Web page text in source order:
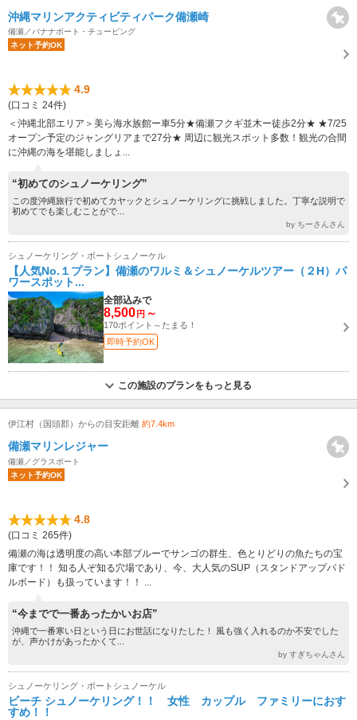
沖縄マリンアクティビティパーク備瀬崎
備瀬／バナナボート・チュービング
ネット予約OK
4.9
(口コミ 24件)
＜沖縄北部エリア＞美ら海水族館ー車5分★備瀬フクギ並木ー徒歩2分★ ★7/25
オープン予定のジャングリアまで27分★ 周辺に観光スポット多数！観光の合間
に沖縄の海を堪能しましょ...
“初めてのシュノーケリング”
この度沖縄旅行で初めてカヤックとシュノーケリングに挑戦しました。丁寧な説明で
初めてでも楽しむことがで...
by ちーさんさん
シュノーケリング・ボートシュノーケル
【人気No.１プラン】備瀬のワルミ＆シュノーケルツアー（２H）パ
ワースポット...
全部込みで
8,500 円 ～
170ポイント～たまる！
即時予約OK
この施設のプランをもっと見る
伊江村（国頭郡）からの目安距離 約7.4km
備瀬マリンレジャー
備瀬／グラスボート
ネット予約OK
4.8
(口コミ 265件)
備瀬の海は透明度の高い本部ブルーでサンゴの群生、色とりどりの魚たちの宝
庫です！！ 知る人ぞ知る穴場であり、今、大人気のSUP（スタンドアップパド
ルボード）も扱っています！！ ...
“今までで一番あったかいお店”
沖縄で一番寒い日という日にお世話になりたした！ 風も強く入れるのか不安でした
が、声かけがあったかくて...
by すぎちゃんさん
シュノーケリング・ボートシュノーケル
ビーチ シュノーケリング！！ 女性 カップル ファミリーにおす
すめ！！